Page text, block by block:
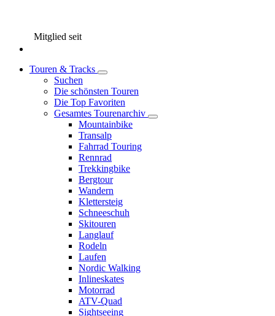
Mitglied seit
Touren & Tracks
Suchen
Die schönsten Touren
Die Top Favoriten
Gesamtes Tourenarchiv
Mountainbike
Transalp
Fahrrad Touring
Rennrad
Trekkingbike
Bergtour
Wandern
Klettersteig
Schneeschuh
Skitouren
Langlauf
Rodeln
Laufen
Nordic Walking
Inlineskates
Motorrad
ATV-Quad
Sightseeing